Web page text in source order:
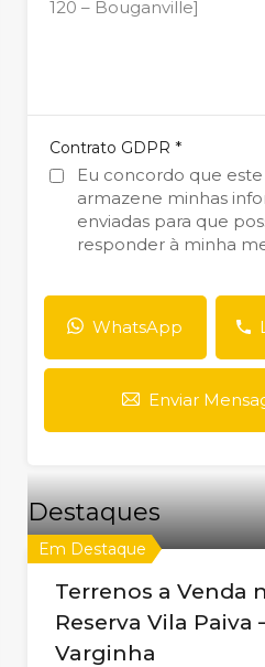
Contrato GDPR *
Eu concordo que este
armazene minhas
enviadas para que
responder à minha
WhatsApp
Enviar
Destaques
Em Destaque
Terrenos a Venda
Reserva Vila Paiva
Varginha